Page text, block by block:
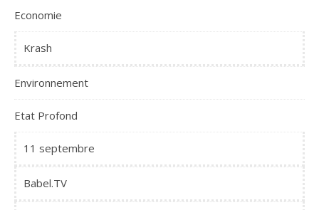
Economie
Krash
Environnement
Etat Profond
11 septembre
Babel.TV